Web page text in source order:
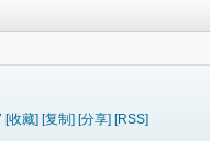
[收藏] [复制] [分享] [RSS]